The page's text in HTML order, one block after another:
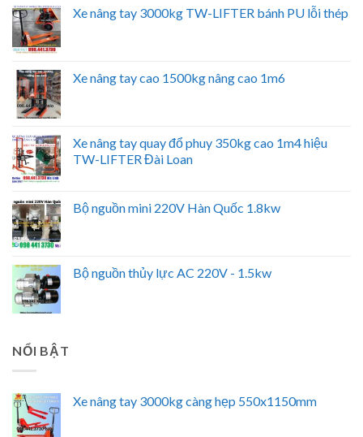
Xe nâng tay 3000kg TW-LIFTER bánh PU lỗi thép
Xe nâng tay cao 1500kg nâng cao 1m6
Xe nâng tay quay đổ phuy 350kg cao 1m4 hiệu
TW-LIFTER Đài Loan
Bộ nguồn mini 220V Hàn Quốc 1.8kw
Bộ nguồn thủy lực AC 220V - 1.5kw
NỔI BẬT
Xe nâng tay 3000kg càng hẹp 550x1150mm